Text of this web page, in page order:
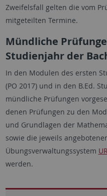
Zweifelsfall gelten die vom
mitgeteilten Termine.
Mündliche
Studienjahr der
In den Modulen des ersten
(PO 2017) und in den B.Ed.
mündliche Prüfungen
denen Prüfungen zu den
und Grundlagen der
sowie die jeweils
Übungsverwaltungssystem
werden.